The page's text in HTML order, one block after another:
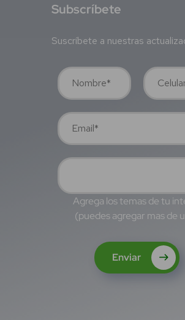
Subscríbete
Suscríbete a nuestras
Agrega los temas de tu
(puedes agregar mas de
Enviar